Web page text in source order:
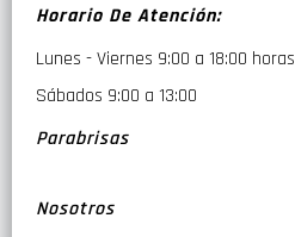
Horario De Atención:
Lunes - Viernes 9:00 a 18:00 horas
Sábados 9:00 a 13:00
Parabrisas
Nosotros